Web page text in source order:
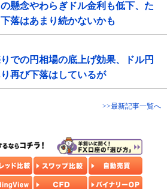
懸念やわらぎドル金利も低下、た
落はあまり続かないかも
での円相場の底上げ効果、ドル円
再び下落はしているが
>>最新記事一覧へ